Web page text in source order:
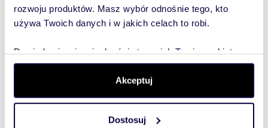
rozwoju produktów. Masz wybór odnośnie tego, kto
używa Twoich danych i w jakich celach to robi.
Dowiedz się więcej odnośnie tego, jak Twoje osobiste
dane są przetwarzane oraz ustaw własne preferencje w
. W Deklaracji plików cookie możesz
zmienić lub wycofać swoją zgodę w dowolnej chwili.
Wykorzystujemy pliki cookie do spersonalizowania treści
Akceptuj
Dostosuj
7 3 51,87 m 2 516 107 zł
2 44,46 m
3 60,18 m